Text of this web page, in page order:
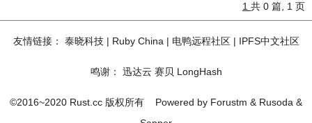
1 共 0 篇, 1 页
友情链接： 泰晓科技| Ruby China | 电鸭远程社区| IPFS中文社区
鸣谢： 迅达云 赛贝 LongHash
©2016~2020 Rust.cc 版权所有 Powered by Forustm & Rusoda &